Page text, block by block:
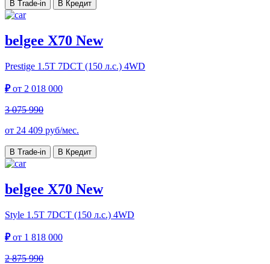
В Trade-in В Кредит
belgee X70 New
Prestige 1.5T 7DCT (150 л.с.) 4WD
₽от 2 018 000
3 075 990
от 24 409 руб/мес.
В Trade-in В Кредит
belgee X70 New
Style 1.5T 7DCT (150 л.с.) 4WD
₽от 1 818 000
2 875 990